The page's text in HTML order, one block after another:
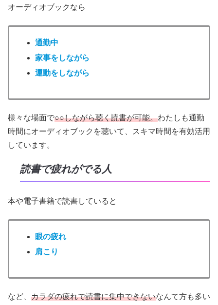
オーディオブックなら
通勤中
家事をしながら
運動をしながら
様々な場面で○○しながら聴く読書が可能。わたしも通勤
時間にオーディオブックを聴いて、スキマ時間を有効活用
しています。
読書で疲れがでる人
本や電子書籍で読書していると
眼の疲れ
肩こり
など、 カラダの疲れで読書に集中できないなんて方も多い